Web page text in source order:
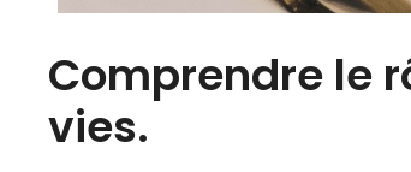
Comprendre le
vies.